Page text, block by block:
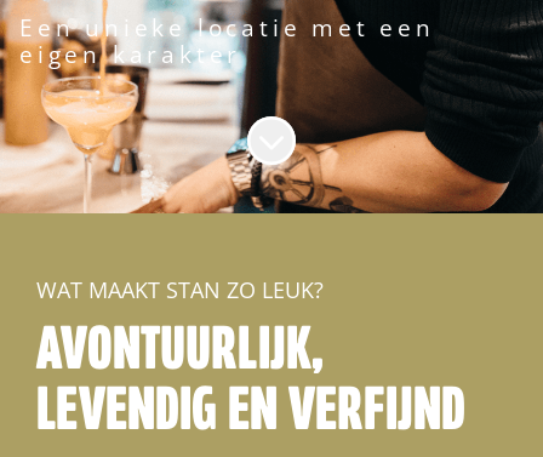
Een unieke locatie met een
eigen karakter
Naar content scrollen
WAT MAAKT STAN ZO LEUK?
AVONTUURLIJK,
LEVENDIG EN VERFIJND